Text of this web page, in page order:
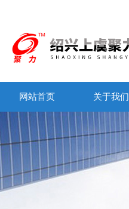
网站首页 关于我们